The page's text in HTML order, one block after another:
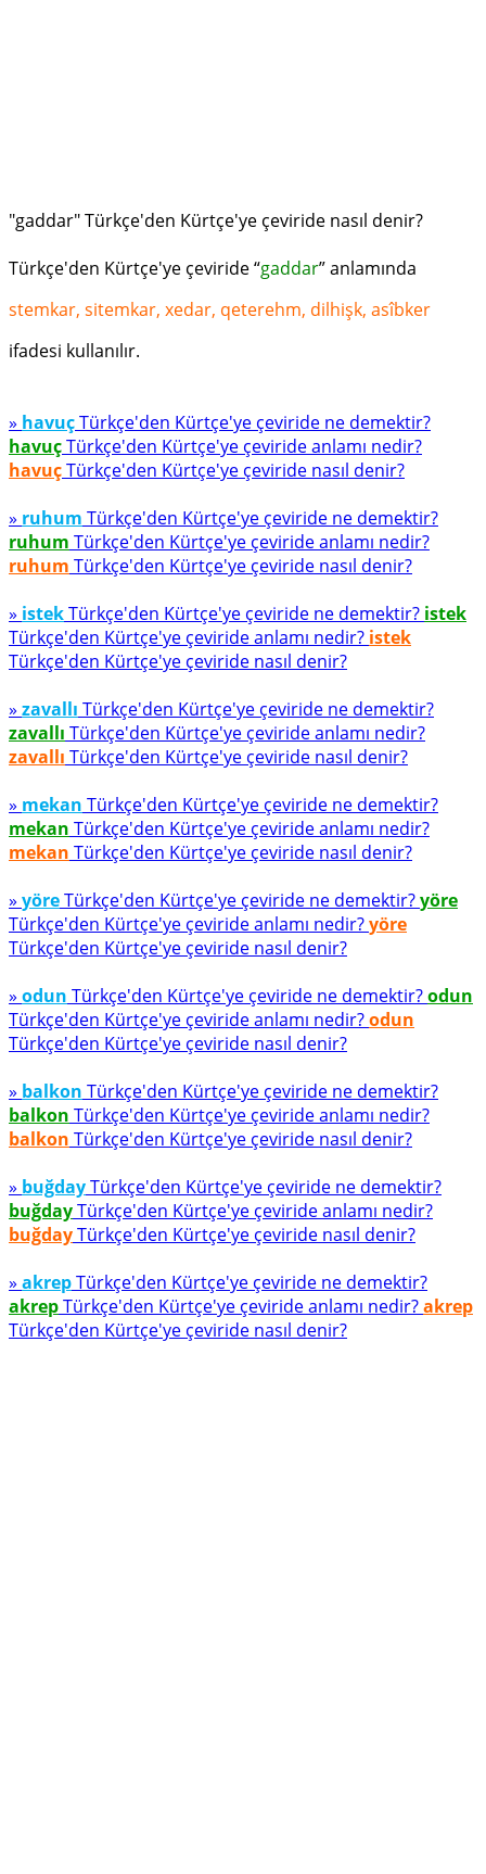
"gaddar" Türkçe'den Kürtçe'ye çeviride nasıl denir?
Türkçe'den Kürtçe'ye çeviride “gaddar” anlamında
stemkar, sitemkar, xedar, qeterehm, dilhişk, asîbker
ifadesi kullanılır.
» havuçTürkçe'den Kürtçe'ye çeviride ne demektir?
havuçTürkçe'den Kürtçe'ye çeviride anlamı nedir?
havuçTürkçe'den Kürtçe'ye çeviride nasıl denir?
» ruhum Türkçe'den Kürtçe'ye çeviride ne demektir?
ruhum Türkçe'den Kürtçe'ye çeviride anlamı nedir?
ruhum Türkçe'den Kürtçe'ye çeviride nasıl denir?
» istekTürkçe'den Kürtçe'ye çeviride ne demektir? istek
Türkçe'den Kürtçe'ye çeviride anlamı nedir? istek
Türkçe'den Kürtçe'ye çeviride nasıl denir?
» zavallı Türkçe'den Kürtçe'ye çeviride ne demektir?
zavallı Türkçe'den Kürtçe'ye çeviride anlamı nedir?
zavallı Türkçe'den Kürtçe'ye çeviride nasıl denir?
» mekan Türkçe'den Kürtçe'ye çeviride ne demektir?
mekan Türkçe'den Kürtçe'ye çeviride anlamı nedir?
mekan Türkçe'den Kürtçe'ye çeviride nasıl denir?
» yöreTürkçe'den Kürtçe'ye çeviride ne demektir?yöre
Türkçe'den Kürtçe'ye çeviride anlamı nedir?yöre
Türkçe'den Kürtçe'ye çeviride nasıl denir?
» odun Türkçe'den Kürtçe'ye çeviride ne demektir?odun
Türkçe'den Kürtçe'ye çeviride anlamı nedir?odun
Türkçe'den Kürtçe'ye çeviride nasıl denir?
» balkon Türkçe'den Kürtçe'ye çeviride ne demektir?
balkon Türkçe'den Kürtçe'ye çeviride anlamı nedir?
balkon Türkçe'den Kürtçe'ye çeviride nasıl denir?
» buğdayTürkçe'den Kürtçe'ye çeviride ne demektir?
buğdayTürkçe'den Kürtçe'ye çeviride anlamı nedir?
buğdayTürkçe'den Kürtçe'ye çeviride nasıl denir?
» akrepTürkçe'den Kürtçe'ye çeviride ne demektir?
akrepTürkçe'den Kürtçe'ye çeviride anlamı nedir?akrep
Türkçe'den Kürtçe'ye çeviride nasıl denir?